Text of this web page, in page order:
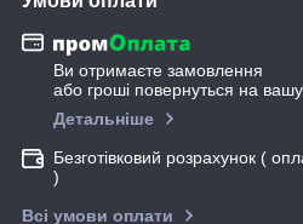
Ви отримаєте замовлення
або гроші повернуться на вашу
Детальніше
Безготівковий розрахунок (
)
Всі умови оплати